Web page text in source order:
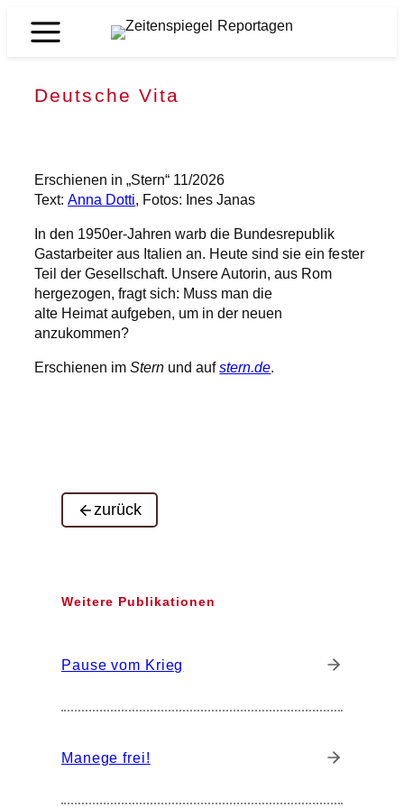
Inhalt
Zeitenspiegel
Deutsche Vita
Erschienen in „Stern“ 11/2026
Text:Anna Dotti, Fotos: Ines Janas
In den 1950er-Jahren warb die Bundesrepublik
Gastarbeiter aus Italien an. Heute sind sie ein fester
Teil der Gesellschaft. Unsere Autorin, aus Rom
hergezogen, fragt sich: Muss man die
alte Heimat aufgeben, um in der neuen
anzukommen?
Erschienen imStern und aufstern.de.
zurück
Weitere Publikationen
Pause vom Krieg
Manege frei!